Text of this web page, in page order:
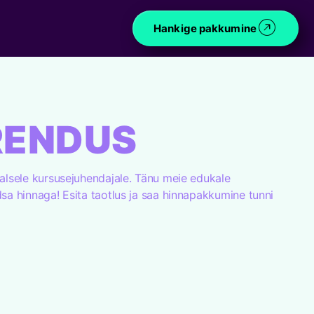
Hankige pakkumine
kursusejuhendajale. Tänu meie edukale
hinnaga! Esita taotlus ja saa hinnapakkumine tunni